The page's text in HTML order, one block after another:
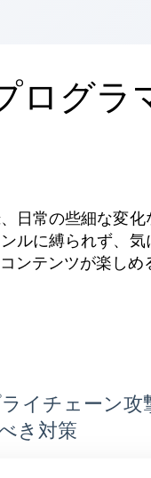
ログラ
日常の些細な変
ルに縛られず、
ンテンツが楽し
ライチェーン
き対策